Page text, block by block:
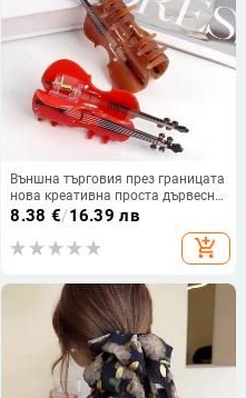
Външна търговия през границата
нова креативна проста дървесна
шарка цигулка фиба висок
смисъл задната част на главата
щипка за коса на едро
8.38 €/16.39 лв
add_shopping_cart